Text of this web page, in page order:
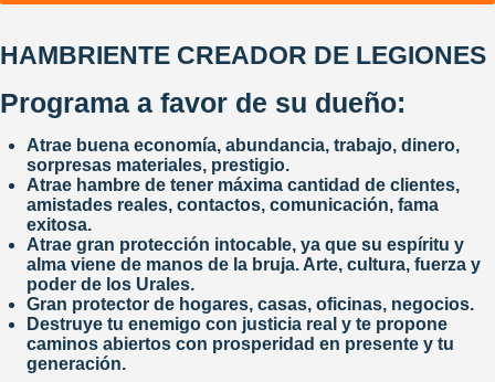
HAMBRIENTE CREADOR DE LEGIONES
Programa a favor de su dueño:
Atrae buena economía, abundancia, trabajo, dinero,
sorpresas materiales, prestigio.
Atrae hambre de tener máxima cantidad de clientes,
amistades reales, contactos, comunicación, fama
exitosa.
Atrae gran protección intocable, ya que su espíritu y
alma viene de manos de la bruja. Arte, cultura, fuerza y
poder de los Urales.
Gran protector de hogares, casas, oficinas, negocios.
Destruye tu enemigo con justicia real y te propone
caminos abiertos con prosperidad en presente y tu
generación.